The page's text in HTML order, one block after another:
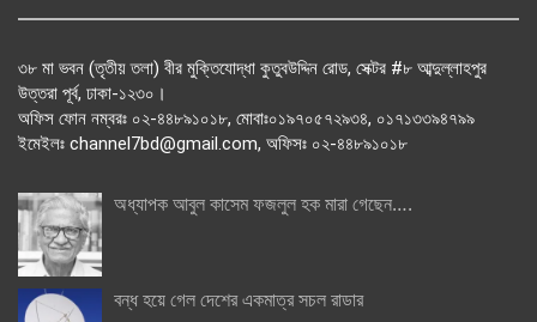
৩৮ মা ভবন (তৃতীয় তলা) বীর মুক্তিযোদ্ধা কুতুবউদ্দিন রোড, সেক্টর #৮ আব্দুল্লাহপুর
উত্তরা পূর্ব, ঢাকা-১২৩০।
অফিস ফোন নম্বরঃ ০২-৪৪৮৯১০১৮, মোবাঃ০১৯৭০৫৭২৯৩৪, ০১৭১৩৩৯৪৭৯৯
ইমেইলঃ channel7bd@gmail.com, অফিসঃ ০২-৪৪৮৯১০১৮
অধ্যাপক আবুল কাসেম ফজলুল হক মারা গেছেন….
বন্ধ হয়ে গেল দেশের একমাত্র সচল রাডার